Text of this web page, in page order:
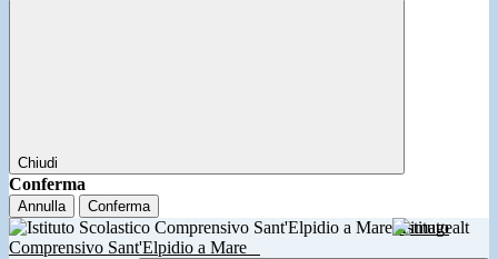
Chiudi
Conferma
Annulla Conferma
Istituto
Comprensivo Sant'Elpidio a Mare